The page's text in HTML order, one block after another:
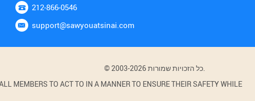
212-866-0546
support@sawyouatsinai.com
MEMBERS TO ACT TO IN A MANNER TO ENSURE THEIR SAFETY WHILE